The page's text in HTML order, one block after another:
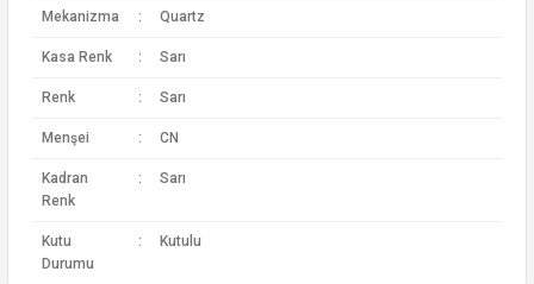
Mekanizma : Quartz
Kasa Renk : Sarı
Renk : Sarı
Menşei : CN
Kadran
Renk
: Sarı
Kutu
Durumu
: Kutulu